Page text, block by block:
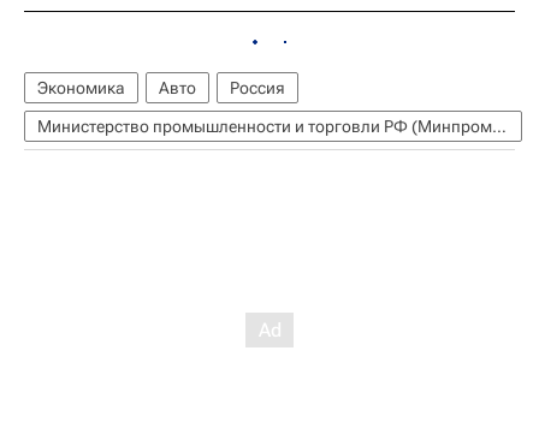
Экономика Авто
Россия
Министерство промышленности и торговли РФ (Минпромторг России)